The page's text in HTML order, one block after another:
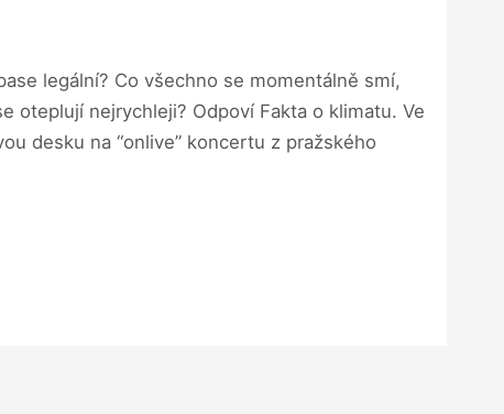
legální? Co všechno se momentálně smí,
oteplují nejrychleji? Odpoví Fakta o klimatu. Ve
desku na “onlive” koncertu z pražského